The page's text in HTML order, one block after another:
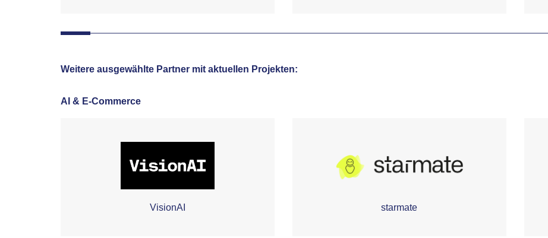
Weitere ausgewählte Partner mit aktuellen Projekten:
AI & E-Commerce
VisionAI starmate